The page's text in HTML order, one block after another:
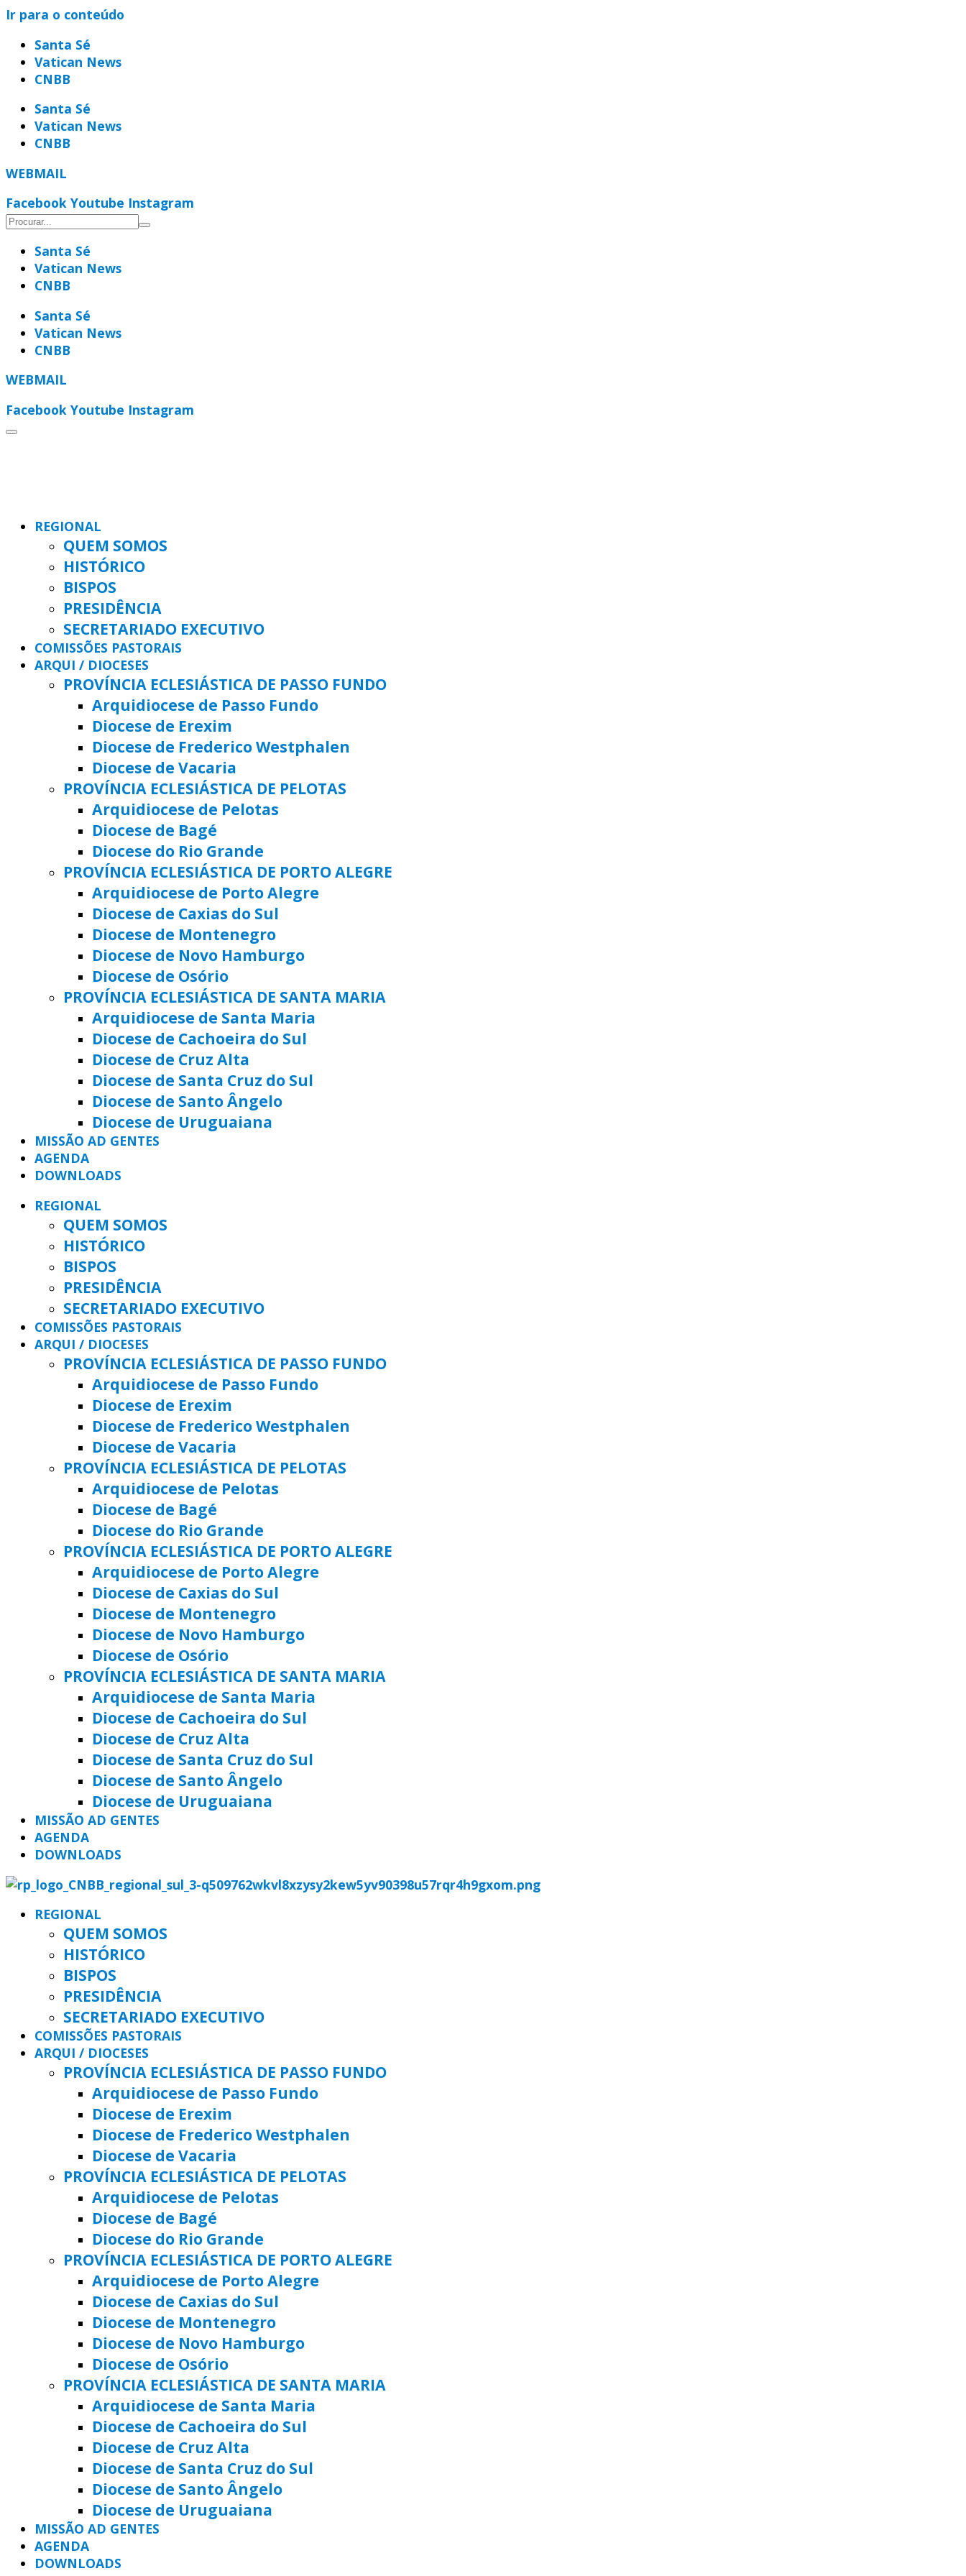
Ir para o conteúdo
Santa Sé
Vatican News
CNBB
Santa Sé
Vatican News
CNBB
WEBMAIL
Facebook Youtube Instagram
Santa Sé
Vatican News
CNBB
Santa Sé
Vatican News
CNBB
WEBMAIL
Facebook Youtube Instagram
REGIONAL
QUEM SOMOS
HISTÓRICO
BISPOS
PRESIDÊNCIA
SECRETARIADO EXECUTIVO
COMISSÕES PASTORAIS
ARQUI / DIOCESES
PROVÍNCIA ECLESIÁSTICA DE PASSO FUNDO
Arquidiocese de Passo Fundo
Diocese de Erexim
Diocese de Frederico Westphalen
Diocese de Vacaria
PROVÍNCIA ECLESIÁSTICA DE PELOTAS
Arquidiocese de Pelotas
Diocese de Bagé
Diocese do Rio Grande
PROVÍNCIA ECLESIÁSTICA DE PORTO ALEGRE
Arquidiocese de Porto Alegre
Diocese de Caxias do Sul
Diocese de Montenegro
Diocese de Novo Hamburgo
Diocese de Osório
PROVÍNCIA ECLESIÁSTICA DE SANTA MARIA
Arquidiocese de Santa Maria
Diocese de Cachoeira do Sul
Diocese de Cruz Alta
Diocese de Santa Cruz do Sul
Diocese de Santo Ângelo
Diocese de Uruguaiana
MISSÃO AD GENTES
AGENDA
DOWNLOADS
REGIONAL
QUEM SOMOS
HISTÓRICO
BISPOS
PRESIDÊNCIA
SECRETARIADO EXECUTIVO
COMISSÕES PASTORAIS
ARQUI / DIOCESES
PROVÍNCIA ECLESIÁSTICA DE PASSO FUNDO
Arquidiocese de Passo Fundo
Diocese de Erexim
Diocese de Frederico Westphalen
Diocese de Vacaria
PROVÍNCIA ECLESIÁSTICA DE PELOTAS
Arquidiocese de Pelotas
Diocese de Bagé
Diocese do Rio Grande
PROVÍNCIA ECLESIÁSTICA DE PORTO ALEGRE
Arquidiocese de Porto Alegre
Diocese de Caxias do Sul
Diocese de Montenegro
Diocese de Novo Hamburgo
Diocese de Osório
PROVÍNCIA ECLESIÁSTICA DE SANTA MARIA
Arquidiocese de Santa Maria
Diocese de Cachoeira do Sul
Diocese de Cruz Alta
Diocese de Santa Cruz do Sul
Diocese de Santo Ângelo
Diocese de Uruguaiana
MISSÃO AD GENTES
AGENDA
DOWNLOADS
REGIONAL
QUEM SOMOS
HISTÓRICO
BISPOS
PRESIDÊNCIA
SECRETARIADO EXECUTIVO
COMISSÕES PASTORAIS
ARQUI / DIOCESES
PROVÍNCIA ECLESIÁSTICA DE PASSO FUNDO
Arquidiocese de Passo Fundo
Diocese de Erexim
Diocese de Frederico Westphalen
Diocese de Vacaria
PROVÍNCIA ECLESIÁSTICA DE PELOTAS
Arquidiocese de Pelotas
Diocese de Bagé
Diocese do Rio Grande
PROVÍNCIA ECLESIÁSTICA DE PORTO ALEGRE
Arquidiocese de Porto Alegre
Diocese de Caxias do Sul
Diocese de Montenegro
Diocese de Novo Hamburgo
Diocese de Osório
PROVÍNCIA ECLESIÁSTICA DE SANTA MARIA
Arquidiocese de Santa Maria
Diocese de Cachoeira do Sul
Diocese de Cruz Alta
Diocese de Santa Cruz do Sul
Diocese de Santo Ângelo
Diocese de Uruguaiana
MISSÃO AD GENTES
AGENDA
DOWNLOADS